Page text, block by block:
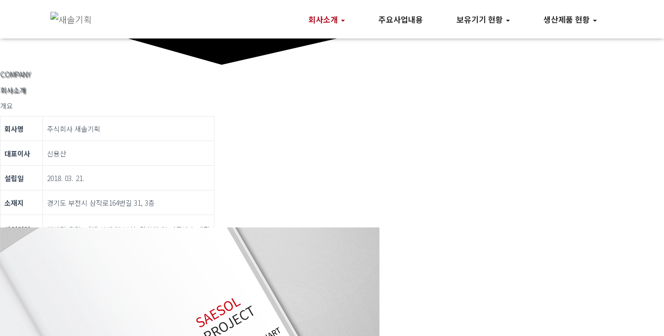
회사소개 주요사업내용 보유기기 현황 생산제품 현황
COMPANY
회사소개
개요
회사명 주식회사 새솔기획
대표이사 신용산
설립일 2018. 03. 21.
소재지 경기도 부천시 삼작로164번길 31, 3층
사업영역 디지털 출력, 라벨 인쇄 및 부착, 단상자 및 카톤박스 제작